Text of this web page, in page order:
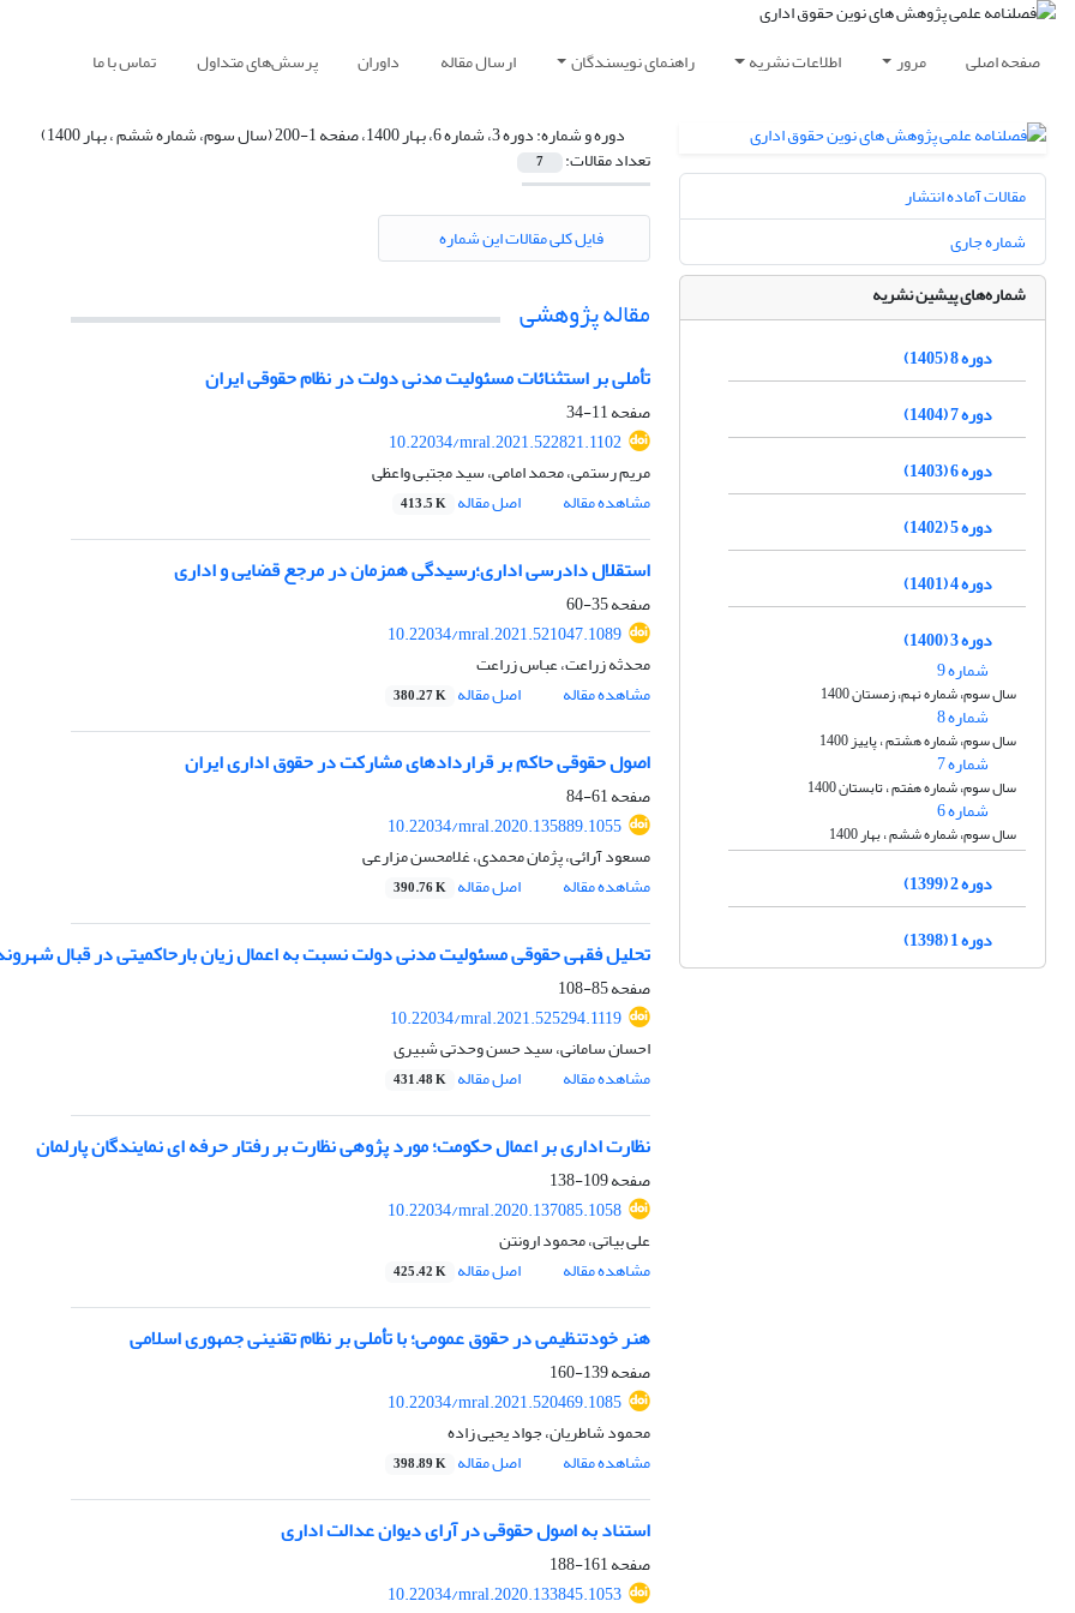
صفحه اصلی مرور اطلاعات نشریه راهنمای نویسندگان ارسال مقاله داوران پرسش‌های متداول تماس با ما
دوره و شماره:دوره 3، شماره 6، بهار 1400، صفحه 1-200 (سال سوم، شماره ششم ، بهار 1400)
تعداد مقالات: 7
فایل کلی مقالات این شماره
مقاله پژوهشی
تأملی بر استثنائات مسئولیت مدنی دولت در نظام حقوقی ایران
صفحه11-34
10.22034/mral.2021.522821.1102
مریم رستمی، محمد امامی، سید مجتبی واعظی
مشاهده مقاله
اصل مقاله 413.5 K
استقلال دادرسی اداری؛رسیدگی همزمان در مرجع قضایی و اداری
صفحه35-60
10.22034/mral.2021.521047.1089
محدثه زراعت، عباس زراعت
مشاهده مقاله
اصل مقاله 380.27 K
اصول حقوقی حاکم بر قراردادهای مشارکت در حقوق اداری ایران
صفحه61-84
10.22034/mral.2020.135889.1055
مسعود آرائی، پژمان محمدی، غلامحسن مزارعی
مشاهده مقاله
اصل مقاله 390.76 K
تحلیل فقهی حقوقی مسئولیت مدنی دولت نسبت به اعمال زیان بارحاکمیتی در قبال
صفحه85-108
10.22034/mral.2021.525294.1119
احسان سامانی، سید حسن وحدتی شبیری
مشاهده مقاله
اصل مقاله 431.48 K
نظارت اداری بر اعمال حکومت؛ مورد پژوهی نظارت بر رفتار حرفه ای نمایندگان پارلمان
صفحه109-138
10.22034/mral.2020.137085.1058
علی بیاتی، محمود ارونتن
مشاهده مقاله
اصل مقاله 425.42 K
هنر خودتنظیمی در حقوق عمومی؛ با تأملی بر نظام تقنینی جمهوری اسلامی
صفحه139-160
10.22034/mral.2021.520469.1085
محمود شاطریان، جواد یحیی زاده
مشاهده مقاله
اصل مقاله 398.89 K
استناد به اصول حقوقی در آرای دیوان عدالت اداری
صفحه161-188
10.22034/mral.2020.133845.1053
مقالات آماده انتشار
شماره جاری
شماره‌های پیشین نشریه
دوره 8 (1405)
دوره 7 (1404)
دوره 6 (1403)
دوره 5 (1402)
دوره 4 (1401)
دوره 3 (1400)
شماره 9
سال سوم، شماره نهم، زمستان 1400
شماره 8
سال سوم، شماره هشتم ، پاییز 1400
شماره 7
سال سوم، شماره هفتم ، تابستان 1400
شماره 6
سال سوم، شماره ششم ، بهار 1400
دوره 2 (1399)
دوره 1 (1398)